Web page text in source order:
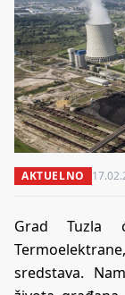
AKTUELNO
Grad Tuzla
sredstava.